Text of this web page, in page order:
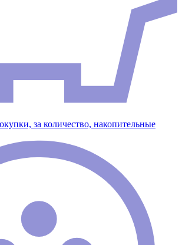
за количество, накопительные